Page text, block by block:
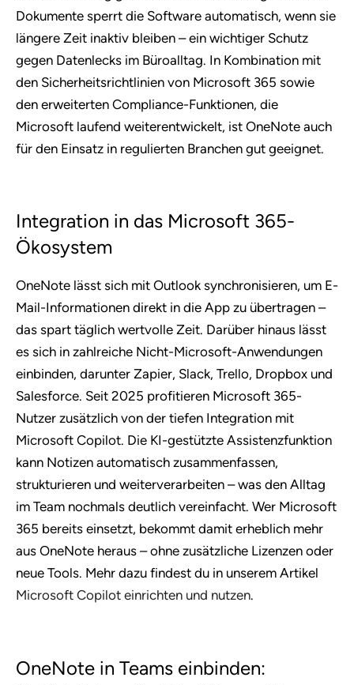
Dokumente sperrt die Software automatisch, wenn sie
längere Zeit inaktiv bleiben – ein wichtiger Schutz
gegen Datenlecks im Büroalltag. In Kombination mit
den Sicherheitsrichtlinien von Microsoft 365 sowie
den erweiterten Compliance-Funktionen, die
Microsoft laufend weiterentwickelt, ist OneNote auch
für den Einsatz in regulierten Branchen gut geeignet.
Integration in das Microsoft 365-
Ökosystem
OneNote lässt sich mit Outlook synchronisieren, um E-
Mail-Informationen direkt in die App zu übertragen –
das spart täglich wertvolle Zeit. Darüber hinaus lässt
es sich in zahlreiche Nicht-Microsoft-Anwendungen
einbinden, darunter Zapier, Slack, Trello, Dropbox und
Salesforce. Seit 2025 profitieren Microsoft 365-
Nutzer zusätzlich von der tiefen Integration mit
Microsoft Copilot. Die KI-gestützte Assistenzfunktion
kann Notizen automatisch zusammenfassen,
strukturieren und weiterverarbeiten – was den Alltag
im Team nochmals deutlich vereinfacht. Wer Microsoft
365 bereits einsetzt, bekommt damit erheblich mehr
aus OneNote heraus – ohne zusätzliche Lizenzen oder
neue Tools. Mehr dazu findest du in unserem Artikel
Microsoft Copilot einrichten und nutzen.
OneNote in Teams einbinden: